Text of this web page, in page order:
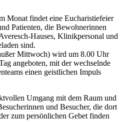
Monat findet eine Eucharistiefeier
Patienten, die Bewohnerinnen
Hauses, Klinikpersonal und
sind.
Mittwoch) wird um 8.00 Uhr
angeboten, mit der wechselnde
einen geistlichen Impuls
Umgang mit dem Raum und
und Besucher, die dort
zum persönlichen Gebet finden